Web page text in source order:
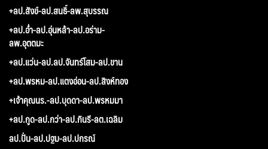
+ลป.สังข์-ลป.สนธิ์-ลพ.สุบรรณ
+ลป.อ่ำ-ลป.อุ่นหล้า-ลป.อร่าม-
ลพ.อุตตมะ
+ลป.แว่น-ลป.ลป.จันทร์โสม-ลป.ขาน
+ลป.พรหม-ลป.แตงอ่อน-ลป.สิงห์ทอง
+เจ้าคุณนร.-ลป.บุดดา-ลป.พรหมมา
+ลป.กูด-ลป.กว่า-ลป.กินรี-ลต.เฉลิม
ลป.ปั่น-ลป.ปฐม-ลป.ปกรณ์